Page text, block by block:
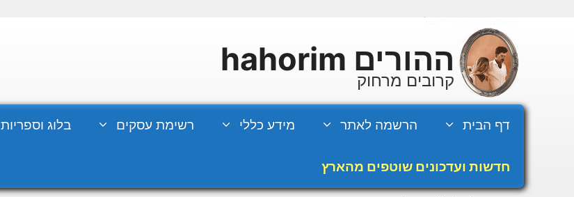
ההורים hahorim
קרובים מרחוק
דף הבית הרשמה לאתר מידע כללי רשימת עסקים בלוג וספריות
חדשות ועדכונים שוטפים מהארץ